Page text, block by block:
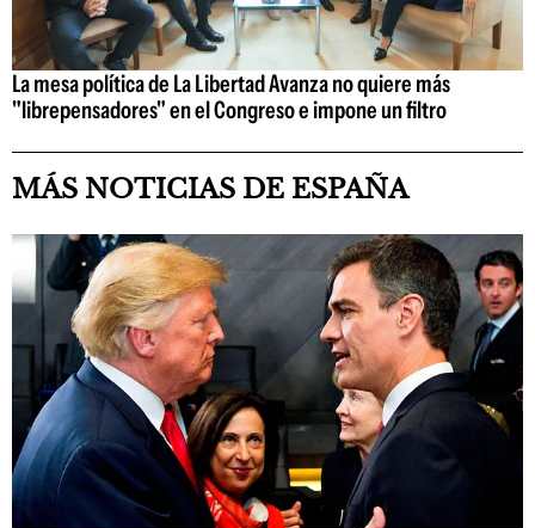
La mesa política de La Libertad Avanza no quiere más
"librepensadores" en el Congreso e impone un filtro
MÁS NOTICIAS DE ESPAÑA